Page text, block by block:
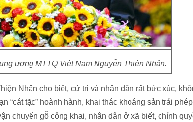
ương MTTQ Việt Nam Nguyễn Thiện Nhân.
Nhân cho biết, cử tri và nhân dân rất bức xúc,
“cát tặc” hoành hành, khai thác khoáng sản trái
chuyển gỗ công khai, nhân dân ở xã biết, chính